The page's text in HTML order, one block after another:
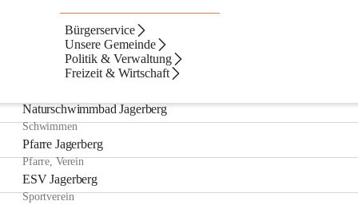
Bürgerservice
Unsere Gemeinde
Politik & Verwaltung
Freizeit & Wirtschaft
Dateien
Naturschwimmbad Jagerberg
Schwimmen
Pfarre Jagerberg
Pfarre, Verein
ESV Jagerberg
Sportverein